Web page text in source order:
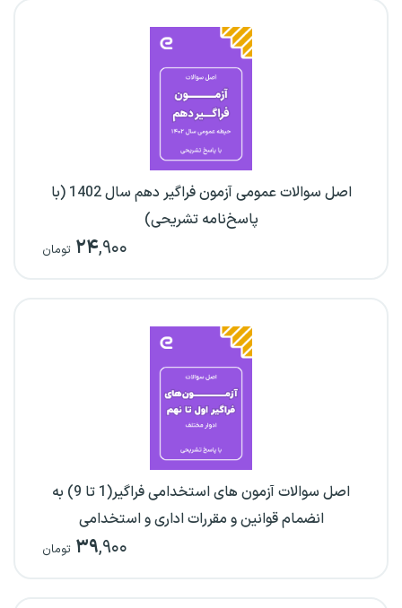
اصل سوالات عمومی آزمون فراگیر دهم سال 1402 (با
پاسخ‌نامه تشریحی)
۲۴,۹۰۰ تومان
اصل سوالات آزمون های استخدامی فراگیر(1 تا 9) به
انضمام قوانین و مقررات اداری و استخدامی
۳۹,۹۰۰ تومان